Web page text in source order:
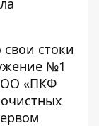
стоки
№1
«ПКФ